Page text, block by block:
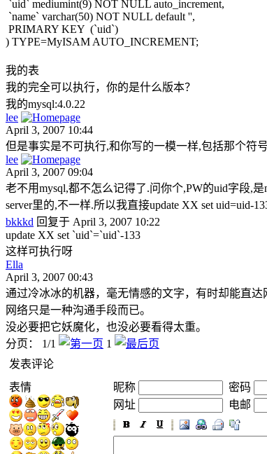
`uid` mediumint(9) NOT NULL auto_increment,
`name` varchar(50) NOT NULL default '',
PRIMARY KEY (`uid`)
) TYPE=MyISAM AUTO_INCREMENT;
我的表
我的完全可以执行，你的是什么版本？
我的mysql:4.0.22
lee
April 3, 2007 10:44
但是事实是不可执行,和你写的一模一样,包括那个符
lee
April 3, 2007 09:04
老不用mysql,都不怎么记得了.问你个,PW的uid字段,
server里的,不一样.所以我直接update XX set uid=uid-
bkkkd 回复于 April 3, 2007 10:22
update XX set `uid`=`uid`-133
这样可执行呀
Ella
April 3, 2007 00:43
通过冷冰冰的机器，毫无情感的文字，有时却能直
网络只是一种沟通手段而已。
没必要把它妖魔化，也没必要看得太重。
分页： 1/1
1
发表评论
表情
昵称 密码
网址
电邮